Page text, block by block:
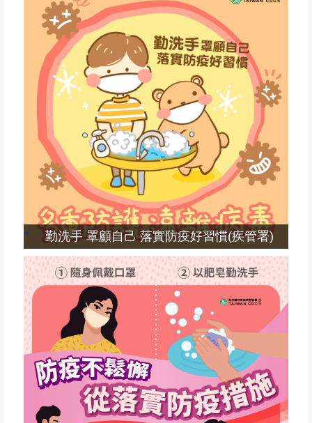
勤洗手 罩顧自己 落實防疫好習慣(疾管署)